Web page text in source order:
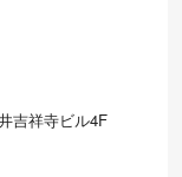
吉祥寺ビル4F